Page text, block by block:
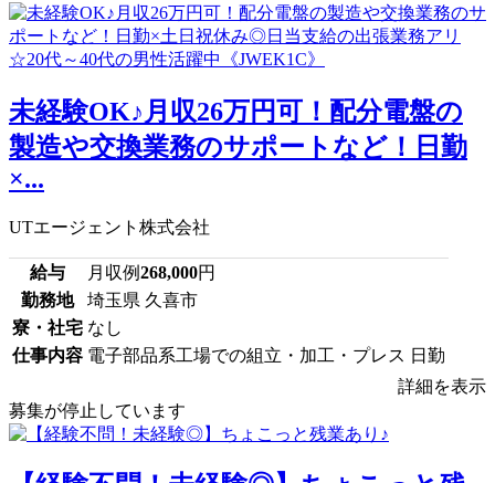
未経験OK♪月収26万円可！配分電盤の
製造や交換業務のサポートなど！日勤
×...
UTエージェント株式会社
給与 月収例268,000円
勤務地
埼玉県 久喜市
寮・社宅 なし
仕事内容 電子部品系工場での組立・加工・プレス 日勤
詳細を表示
募集が停止しています